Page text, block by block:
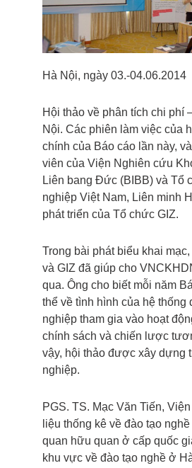
Hà Nội, ngày 03.-04.06.2014
Hội thảo về phân tích chi phí
Nội. Các phiên làm việc của
chính của Báo cáo lần này,
viên của Viện Nghiên cứu
Liên bang Đức (BIBB) và Tổ
nghiệp Việt Nam, Liên minh
phát triển của Tổ chức GIZ.
Trong bài phát biểu khai
và GIZ đã giúp cho
qua. Ông cho biết mỗi năm
thể về tình hình của hệ
nghiệp tham gia vào hoạt
chính sách và chiến lược
vậy, hội thảo được xây dựng
nghiệp.
PGS. TS. Mạc Văn Tiến,
liệu thống kê về đào tạo
quan hữu quan ở cấp quốc
khu vực về đào tạo nghề ở